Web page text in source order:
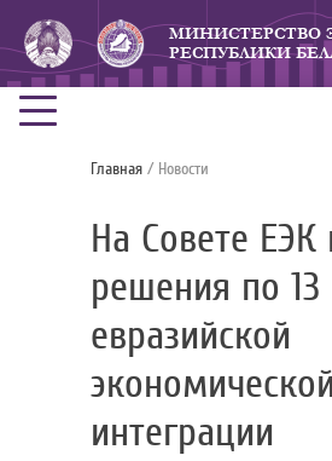
МИНИСТЕРСТВО
РЕСПУБЛИКИ
Главная / Новости
На Совете
решения по
евразийской
экономической
интеграции